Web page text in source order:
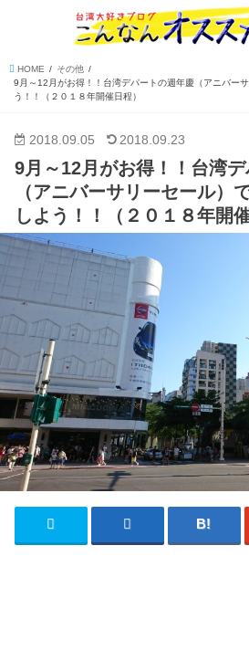
HOME
その他
9月～12月がお得！！台湾デパートの週年慶（アニバー
う！！（２０１８年開催日程）
2018.09.05 2018.09.23
9月～12月がお得！！台湾
（アニバーサリーセール）
しよう！！（２０１８年開